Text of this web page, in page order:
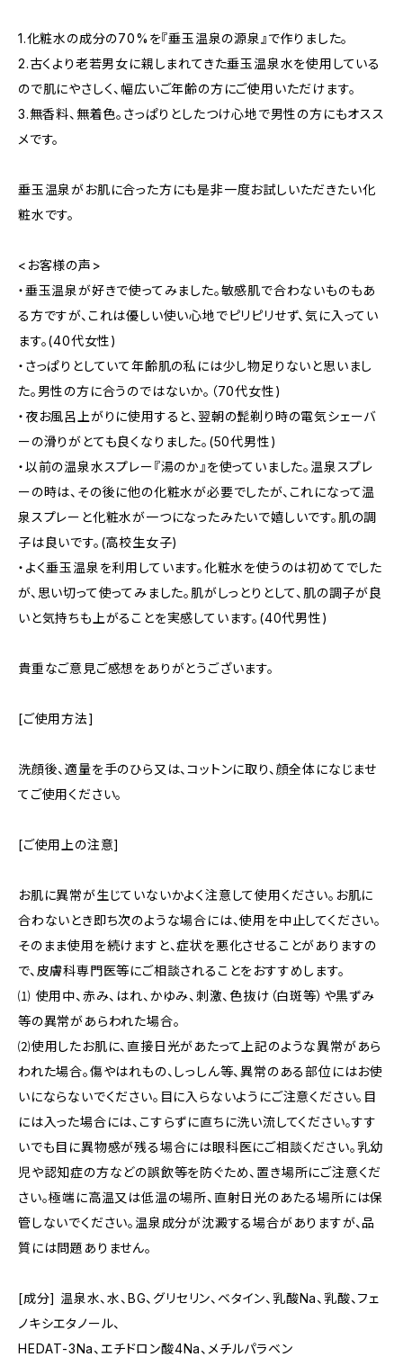
1.化粧水の成分の70%を『垂玉温泉の源泉』で作りました。
2.古くより老若男女に親しまれてきた垂玉温泉水を使用している
ので肌にやさしく、幅広いご年齢の方にご使用いただけます。
3.無香料、無着色。さっぱりとしたつけ心地で男性の方にもオスス
メです。
垂玉温泉がお肌に合った方にも是非一度お試しいただきたい化
粧水です。
<お客様の声>
・垂玉温泉が好きで使ってみました。敏感肌で合わないものもあ
る方ですが、これは優しい使い心地でピリピリせず、気に入ってい
ます。(40代女性)
・さっぱりとしていて年齢肌の私には少し物足りないと思いまし
た。男性の方に合うのではないか。（70代女性)
・夜お風呂上がりに使用すると、翌朝の髭剃り時の電気シェーバ
ーの滑りがとても良くなりました。(50代男性)
・以前の温泉水スプレー『湯のか』を使っていました。温泉スプレ
ーの時は、その後に他の化粧水が必要でしたが、これになって温
泉スプレーと化粧水が一つになったみたいで嬉しいです。肌の調
子は良いです。(高校生女子)
・よく垂玉温泉を利用しています。化粧水を使うのは初めてでした
が、思い切って使ってみました。肌がしっとりとして、肌の調子が良
いと気持ちも上がることを実感しています。(40代男性)
貴重なご意見ご感想をありがとうございます。
[ご使用方法]
洗顔後、適量を手のひら又は、コットンに取り、顔全体になじませ
てご使用ください。
[ご使用上の注意]
お肌に異常が生じていないかよく注意して使用ください。お肌に
合わないとき即ち次のような場合には、使用を中止してください。
そのまま使用を続けますと、症状を悪化させることがありますの
で、皮膚科専門医等にご相談されることをおすすめします。
⑴ 使用中、赤み、はれ、かゆみ、刺激、色抜け（白斑等）や黒ずみ
等の異常があらわれた場合。
⑵使用したお肌に、直接日光があたって上記のような異常があら
われた場合。傷やはれもの、しっしん等、異常のある部位にはお使
いにならないでください。目に入らないようにご注意ください。目
には入った場合には、こすらずに直ちに洗い流してください。すす
いでも目に異物感が残る場合には眼科医にご相談ください。乳幼
児や認知症の方などの誤飲等を防ぐため、置き場所にご注意くだ
さい。極端に高温又は低温の場所、直射日光のあたる場所には保
管しないでください。温泉成分が沈澱する場合がありますが、品
質には問題ありません。
[成分] 温泉水、水、BG、グリセリン、ベタイン、乳酸Na、乳酸、フェ
ノキシエタノール、
HEDAT-3Na、エチドロン酸4Na、メチルパラベン